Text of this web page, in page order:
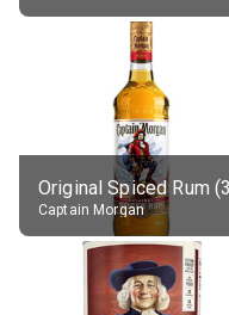
Captain Morgan